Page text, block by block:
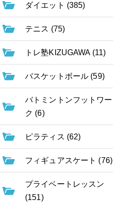
ダイエット (385)
テニス (75)
トレ塾KIZUGAWA (11)
バスケットボール (59)
バトミントンフットワー
ク (6)
ピラティス (62)
フィギュアスケート (76)
プライベートレッスン
(151)